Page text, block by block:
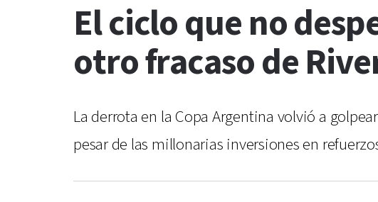
El ciclo que no
otro fracaso de
La derrota en la Copa Argentina volvió a
pesar de las millonarias inversiones en